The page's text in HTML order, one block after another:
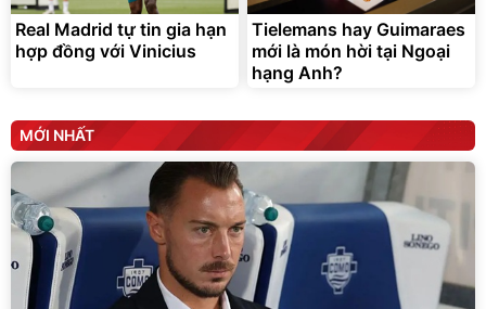
Real Madrid tự tin gia hạn
hợp đồng với Vinicius
Tielemans hay Guimaraes
mới là món hời tại Ngoại
hạng Anh?
MỚI NHẤT